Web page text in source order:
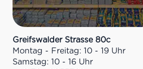
Greifswalder Strasse 80c
Montag - Freitag: 10 - 19 Uhr
Samstag: 10 - 16 Uhr